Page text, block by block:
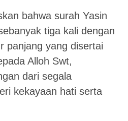
bahwa surah Yasin
tiga kali dengan
panjang yang disertai
Alloh Swt,
dari segala
kekayaan hati serta